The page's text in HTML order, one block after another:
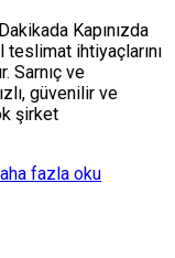
Kapınızda
ihtiyaçlarını
Sarnıç ve
güvenilir ve
şirket
fazla oku